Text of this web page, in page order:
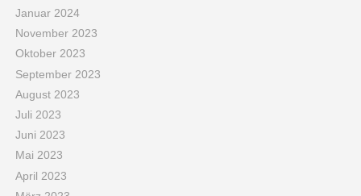
Januar 2024
November 2023
Oktober 2023
September 2023
August 2023
Juli 2023
Juni 2023
Mai 2023
April 2023